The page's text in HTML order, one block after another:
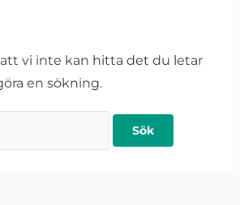
vi inte kan hitta det du letar
en sökning.